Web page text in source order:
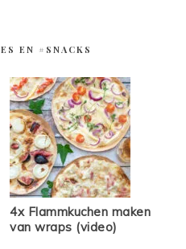
EN #SNACKS
4x Flammkuchen maken
van wraps (video)